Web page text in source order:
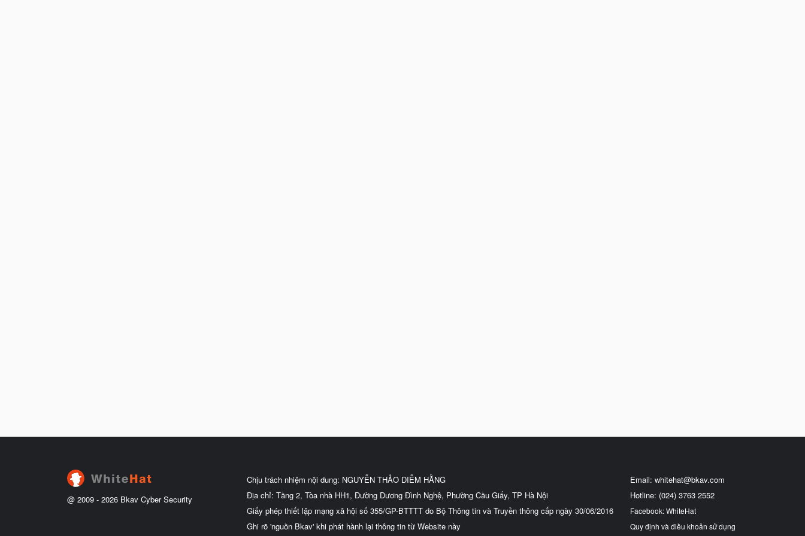
@ 2009 - 2026 Bkav Cyber Security
Chịu trách nhiệm nội dung: NGUYỄN THẢO DIỄM HẰNG
Địa chỉ: Tầng 2, Tòa nhà HH1, Đường Dương Đình Nghệ, Phường Cầu Giấy, TP Hà Nội
Giấy phép thiết lập mạng xã hội số 355/GP-BTTTT do Bộ Thông tin và Truyền thông cấp ngày 30/06/2016
Ghi rõ 'nguồn Bkav' khi phát hành lại thông tin từ Website này
Email: whitehat@bkav.com
Hotline: (024) 3763 2552
Facebook: WhiteHat
Quy định và điều khoản sử dụng